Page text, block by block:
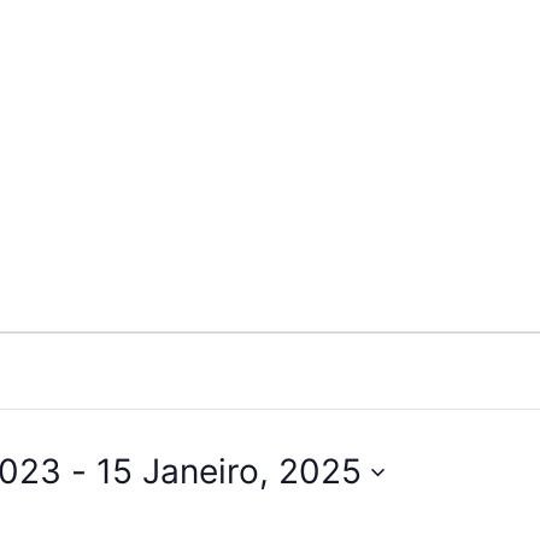
- 15 Janeiro, 2025